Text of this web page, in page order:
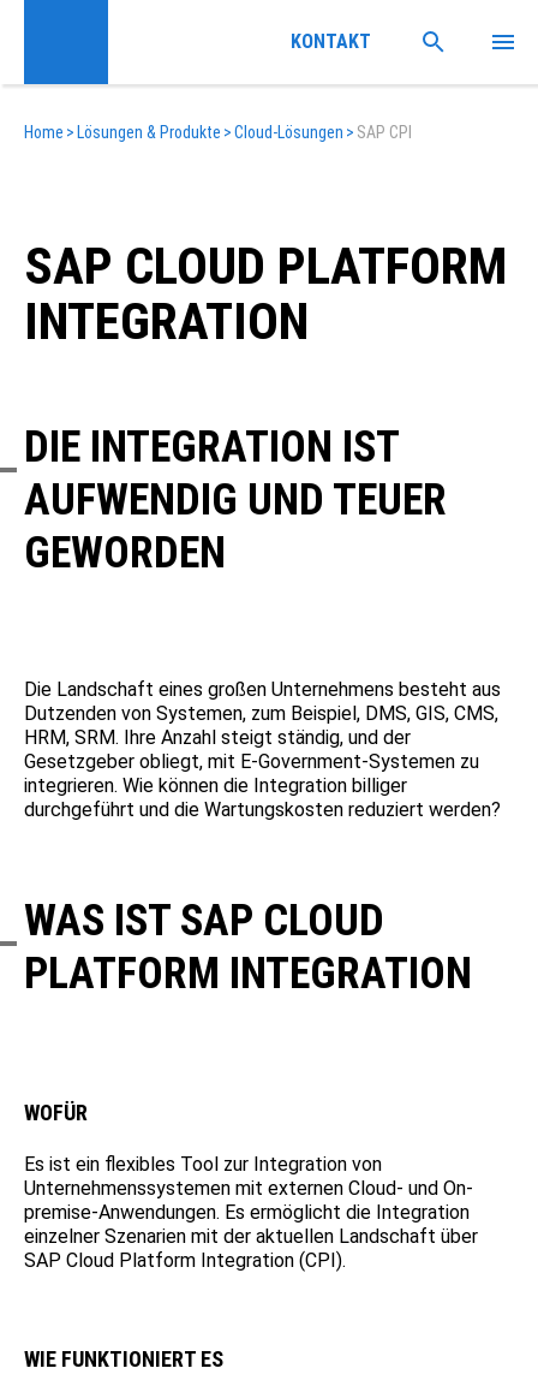
Home > Lösungen & Produkte >Cloud-Lösungen > SAP CPI
SAP CLOUD PLATFORM
INTEGRATION
DIE INTEGRATION IST
AUFWENDIG UND TEUER
GEWORDEN
Die Landschaft eines großen Unternehmens besteht aus
Dutzenden von Systemen, zum Beispiel, DMS, GIS, CMS,
HRM, SRM. Ihre Anzahl steigt ständig, und der
Gesetzgeber obliegt, mit E-Government-Systemen zu
integrieren. Wie können die Integration billiger
durchgeführt und die Wartungskosten reduziert werden?
WAS IST SAP CLOUD
PLATFORM INTEGRATION
WOFÜR
Es ist ein flexibles Tool zur Integration von
Unternehmenssystemen mit externen Cloud- und On-
premise-Anwendungen. Es ermöglicht die Integration
einzelner Szenarien mit der aktuellen Landschaft über
SAP Cloud Platform Integration (CPI).
WIE FUNKTIONIERT ES
KONTAKT